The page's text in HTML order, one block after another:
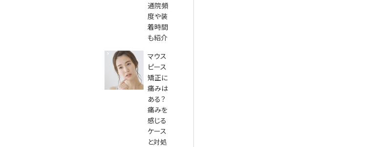
通院頻
度や装
着時間
も紹介
マウス
ピース
矯正に
痛みは
ある？
痛みを
感じる
ケース
と対処